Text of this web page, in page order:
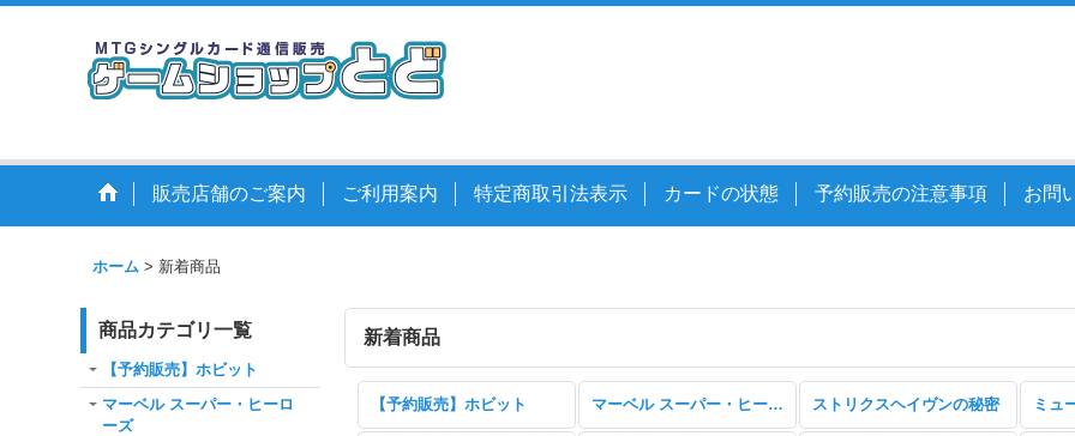
販売店舗のご案内 ご利用案内 特定商取引法表示 カードの状態 予約販売の注意事項 お問
ホーム > 新着商品
商品カテゴリ一覧
【予約販売】ホビット
マーベル スーパー・ヒーロ
ーズ
新着商品
【予約販売】ホビット マーベル スーパー・ヒーローズ ストリクスヘイヴンの秘密 ミュ